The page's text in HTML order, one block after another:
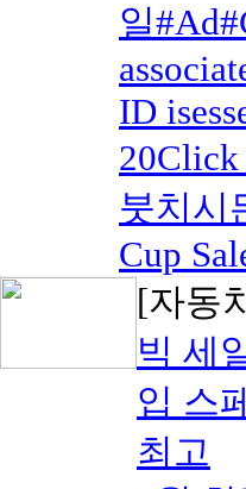
일
ID
20Click
붓치시
Cup
[자동
빅 세
입 스
최고